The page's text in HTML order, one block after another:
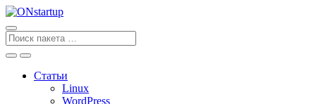
Перейти
к
содержанию
Поиск
для
Статьи
Linux
WordPress